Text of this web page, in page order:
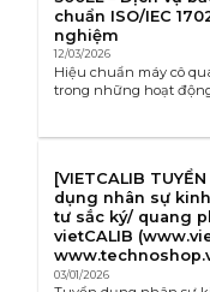
chuẩn ISO/IEC
nghiệm
12/03/2026
Hiệu chuẩn máy cô
trong những hoạt động
[VIETCALIB
dụng nhân sự
tư sắc ký/ quang
vietCALIB
03/01/2026